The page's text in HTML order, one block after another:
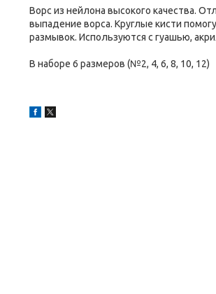
Ворс из нейлона высокого качества.
выпадение ворса. Круглые кисти
размывок. Используются с гуашью,
В наборе 6 размеров (№2, 4, 6, 8, 10, 12)